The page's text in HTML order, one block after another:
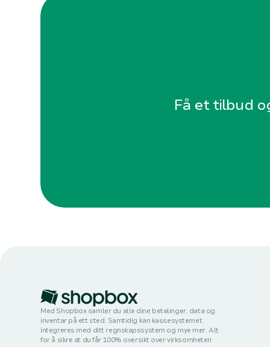
Få et tilbud
Med Shopbox samler du alle dine betalinger, data og
inventar på ett sted. Samtidig kan kassesystemet
integreres med ditt regnskapssystem og mye mer. Alt
for å sikre at du får 100% oversikt over virksomheten